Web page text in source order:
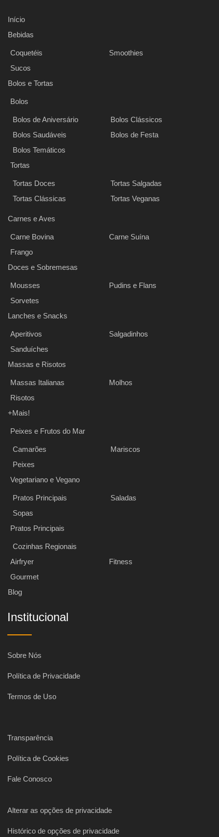
Início
Bebidas
Coquetéis
Smoothies
Sucos
Bolos e Tortas
Bolos
Bolos de Aniversário
Bolos Clássicos
Bolos Saudáveis
Bolos de Festa
Bolos Temáticos
Tortas
Tortas Doces
Tortas Salgadas
Tortas Clássicas
Tortas Veganas
Carnes e Aves
Carne Bovina
Carne Suína
Frango
Doces e Sobremesas
Mousses
Pudins e Flans
Sorvetes
Lanches e Snacks
Aperitivos
Salgadinhos
Sanduíches
Massas e Risotos
Massas Italianas
Molhos
Risotos
+Mais!
Peixes e Frutos do Mar
Camarões
Mariscos
Peixes
Vegetariano e Vegano
Pratos Principais
Saladas
Sopas
Pratos Principais
Cozinhas Regionais
Airfryer
Fitness
Gourmet
Blog
Institucional
Sobre Nós
Política de Privacidade
Termos de Uso
Transparência
Política de Cookies
Fale Conosco
Alterar as opções de privacidade
Histórico de opções de privacidade